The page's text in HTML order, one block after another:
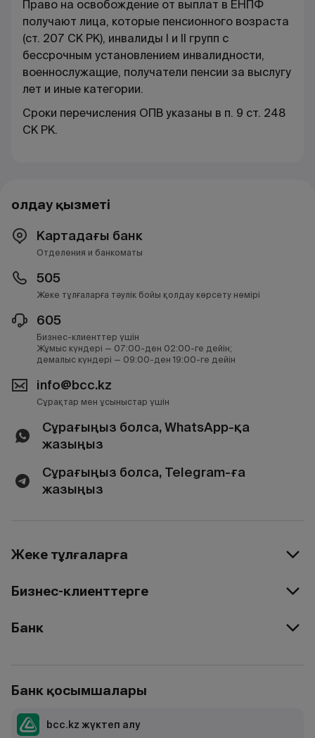
Право на освобождение от выплат в ЕНПФ
получают лица, которые пенсионного возраста
(ст. 207 СК РК), инвалиды I и II групп с
бессрочным установлением инвалидности,
военнослужащие, получатели пенсии за выслугу
лет и иные категории.
Сроки перечисления ОПВ указаны в п. 9 ст. 248
СК РК.
Қолдау қызметі
Картадағы банк
Отделения и банкоматы
505
Жеке тұлғаларға тәулік бойы қолдау көрсету нөмірі
605
Бизнес-клиенттер үшін
Жұмыс күндері — 07:00-ден 02:00-ге дейін;
демалыс күндері — 09:00-ден 19:00-ге дейін
info@bcc.kz
Сұрақтар мен ұсыныстар үшін
Сұрағыңыз болса, WhatsApp-қа
жазыңыз
Сұрағыңыз болса, Telegram-ға
жазыңыз
Жеке тұлғаларға
Бизнес-клиенттерге
Банк
Банк қосымшалары
bcc.kz жүктеп алу